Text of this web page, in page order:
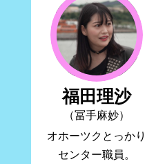
福田理沙
（冨手麻妙）
オホーツクとっかり
センター職員。